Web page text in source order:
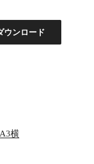
ウンロード
横